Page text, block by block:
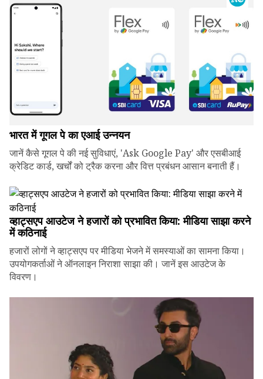
भारत में गूगल पे का एआई उन्नयन
जानें कैसे गूगल पे की नई सुविधाएं, 'Ask Google Pay' और एसबीआई
क्रेडिट कार्ड, खर्चों को ट्रैक करना और वित्त प्रबंधन आसान बनाती हैं।
व्हाट्सएप आउटेज ने हजारों को प्रभावित किया: मीडिया साझा करने
में कठिनाई
हजारों लोगों ने व्हाट्सएप पर मीडिया भेजने में समस्याओं का सामना किया।
उपयोगकर्ताओं ने ऑनलाइन निराशा साझा की। जानें इस आउटेज के
विवरण।